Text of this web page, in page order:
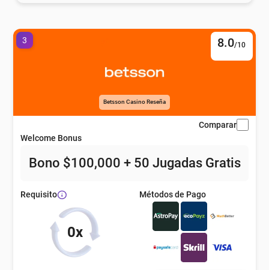
3
Betsson Casino Reseña
8.0/10
Welcome Bonus
Bono $100,000 + 50 Jugadas Gratis
Métodos de Pago
Requisito
0x
Comparar